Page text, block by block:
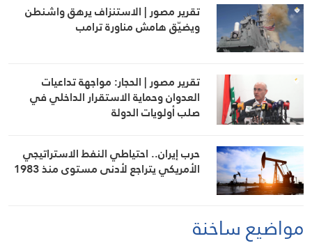
تقرير مصور | الاستنزاف يرهق واشنطن
ويضيّق هامش مناورة ترامب
تقرير مصور | الحجار: مواجهة تداعيات
العدوان وحماية الاستقرار الداخلي في
صلب أولويات الدولة
حرب إيران.. احتياطي النفط الاستراتيجي
الأمريكي يتراجع لأدنى مستوى منذ 1983
مواضيع ساخنة